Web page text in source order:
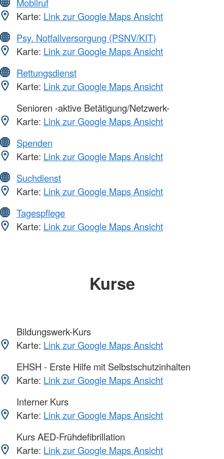
Karte: Link zur Google Maps Ansicht
Psy. Notfallversorgung (PSNV/KIT)
Karte: Link zur Google Maps Ansicht
Rettungsdienst
Karte: Link zur Google Maps Ansicht
Senioren -aktive Betätigung/Netzwerk-
Karte: Link zur Google Maps Ansicht
Spenden
Karte: Link zur Google Maps Ansicht
Suchdienst
Karte: Link zur Google Maps Ansicht
Tagespflege
Karte: Link zur Google Maps Ansicht
Kurse
Bildungswerk-Kurs
Karte: Link zur Google Maps Ansicht
EHSH - Erste Hilfe mit Selbstschutzinhalten
Karte: Link zur Google Maps Ansicht
Interner Kurs
Karte: Link zur Google Maps Ansicht
Kurs AED-Frühdefibrillation
Karte: Link zur Google Maps Ansicht